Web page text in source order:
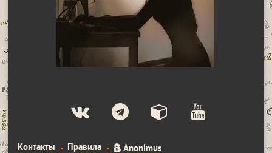
Контакты Правила Anonimus